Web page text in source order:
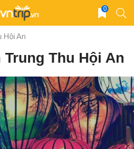
0
Hội An
Thu Hội An